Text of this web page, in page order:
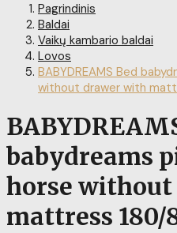
Pagrindinis
Baldai
Vaikų kambario baldai
Lovos
BABYDREAMS Bed
without drawer with
babydreams
horse
mattress 180/